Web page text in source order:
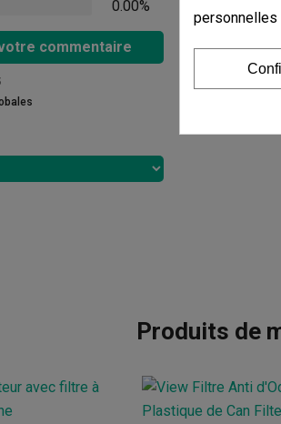
0.00%
commentaire
Produits de
personnelles